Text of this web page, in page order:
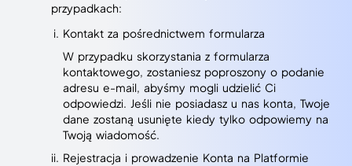
przypadkach:
Kontakt za pośrednictwem formularza
W przypadku skorzystania z formularza
kontaktowego, zostaniesz poproszony o podanie
adresu e-mail, abyśmy mogli udzielić Ci
odpowiedzi. Jeśli nie posiadasz u nas konta, Twoje
dane zostaną usunięte kiedy tylko odpowiemy na
Twoją wiadomość.
Rejestracja i prowadzenie Konta na Platformie